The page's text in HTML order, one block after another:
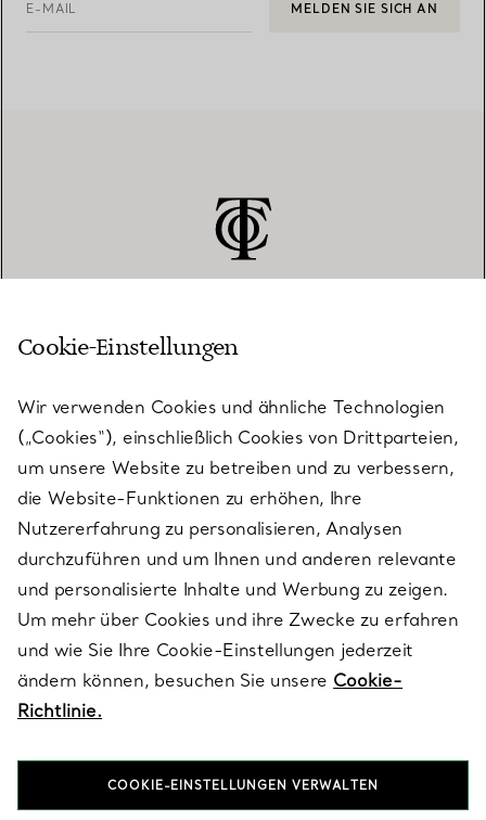
E-MAIL MELDEN SIE SICH AN
KUNDENSERVICE
SERVICES
ÜBER TIFFANY & CO.
RECHTLICHE HINWEISE
FOLGEN SIE UNS
Cookie-Einstellungen
Wir verwenden Cookies und ähnliche Technologien
(„Cookies“), einschließlich Cookies von Drittparteien,
um unsere Website zu betreiben und zu verbessern,
die Website-Funktionen zu erhöhen, Ihre
Nutzererfahrung zu personalisieren, Analysen
durchzuführen und um Ihnen und anderen relevante
und personalisierte Inhalte und Werbung zu zeigen.
Um mehr über Cookies und ihre Zwecke zu erfahren
und wie Sie Ihre Cookie-Einstellungen jederzeit
ändern können, besuchen Sie unsere Cookie-
Richtlinie.
COOKIE-EINSTELLUNGEN VERWALTEN